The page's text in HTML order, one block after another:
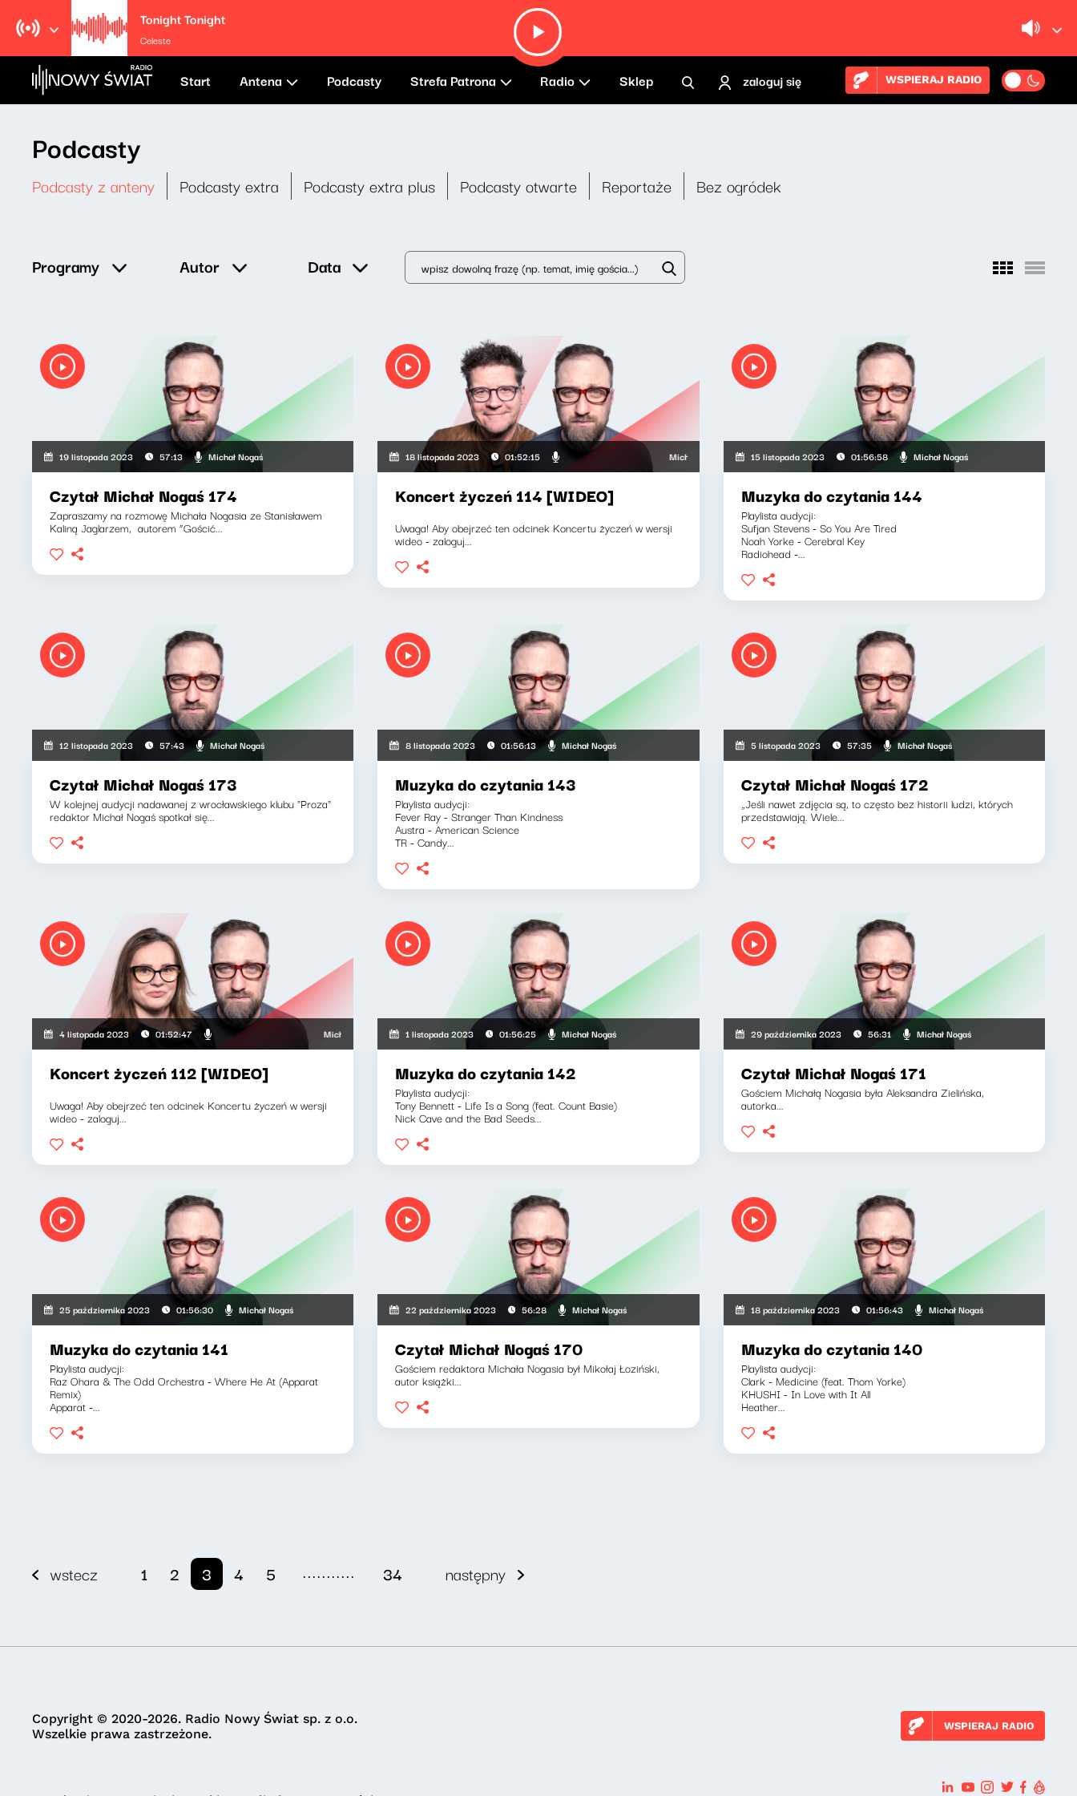
Tonight Tonight
Celeste
Start Antena Podcasty Strefa Patrona Radio Sklep zaloguj się WSPIERAJ RADIO
Podcasty
Podcasty z anteny Podcasty extra Podcasty extra plus Podcasty otwarte Reportaże Bez ogródek
Programy Autor Data
19 listopada 2023 57:13 Michał Nogaś
Czytał Michał Nogaś 174
Zapraszamy na rozmowę Michała Nogasia ze Stanisławem
Kaliną Jaglarzem, autorem “Gościć...
18 listopada 2023 01:52:15 Michał Nogaś, Wojciech Malajkat
Koncert życzeń 114 [WIDEO]
Uwaga! Aby obejrzeć ten odcinek Koncertu życzeń w wersji
wideo - zaloguj...
15 listopada 2023 01:56:58 Michał Nogaś
Muzyka do czytania 144
Playlista audycji:
Sufjan Stevens - So You Are Tired
Noah Yorke - Cerebral Key
Radiohead -...
12 listopada 2023 57:43 Michał Nogaś
Czytał Michał Nogaś 173
W kolejnej audycji nadawanej z wrocławskiego klubu "Proza"
redaktor Michał Nogaś spotkał się...
8 listopada 2023 01:56:13 Michał Nogaś
Muzyka do czytania 143
Playlista audycji:
Fever Ray - Stranger Than Kindness
Austra - American Science
TR - Candy...
5 listopada 2023 57:35 Michał Nogaś
Czytał Michał Nogaś 172
„Jeśli nawet zdjęcia są, to często bez historii ludzi, których
przedstawiają. Wiele...
4 listopada 2023 01:52:47 Michał Nogaś, Joanna Kołaczkowska
Koncert życzeń 112 [WIDEO]
Uwaga! Aby obejrzeć ten odcinek Koncertu życzeń w wersji
wideo - zaloguj...
1 listopada 2023 01:56:25 Michał Nogaś
Muzyka do czytania 142
Playlista audycji:
Tony Bennett - Life Is a Song (feat. Count Basie)
Nick Cave and the Bad Seeds...
29 października 2023 56:31 Michał Nogaś
Czytał Michał Nogaś 171
Gościem Michałą Nogasia była Aleksandra Zielińska,
autorka...
25 października 2023 01:56:30 Michał Nogaś
Muzyka do czytania 141
Playlista audycji:
Raz Ohara & The Odd Orchestra - Where He At (Apparat
Remix)
Apparat -...
22 października 2023 56:28 Michał Nogaś
Czytał Michał Nogaś 170
Gościem redaktora Michała Nogasia był Mikołaj Łoziński,
autor książki...
18 października 2023 01:56:43 Michał Nogaś
Muzyka do czytania 140
Playlista audycji:
Clark - Medicine (feat. Thom Yorke)
KHUSHI - In Love with It All
Heather...
wstecz 1 2 3 4 5 ........... 34 następny
Copyright © 2020-2026. Radio Nowy Świat sp. z o.o.
Wszelkie prawa zastrzeżone.
WSPIERAJ RADIO